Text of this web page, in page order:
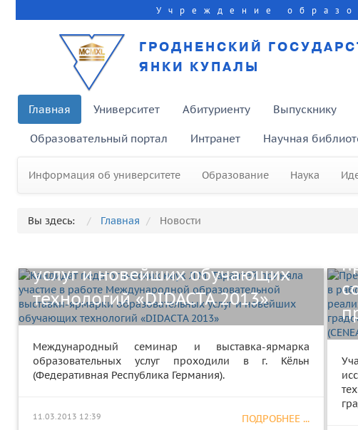
Учреждение
ГРОДНЕНСКИЙ
ЯНКИ КУПАЛЫ
Главная Университет Абитуриенту Выпускнику
Образовательный портал Интранет Научная
Информация об университете Образование Наука
Вы здесь: Главная Новости
Кандидат педагогических наук
Л.М. Тарантей приняла участие
образовательной выставки-
услуг и новейших обучающих
технологий «DIDACTA 2013»
Международный семинар и выставка-ярмарка
образовательных услуг проходили в г. Кёльн
(Федеративная Республика Германия).
ПОДРОБНЕЕ ...
11.03.2013 12:39
Состоялся визит советника
Республике Беларусь Т.А.